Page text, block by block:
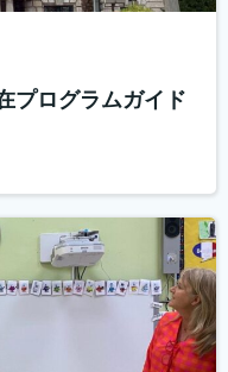
プログラムガイド